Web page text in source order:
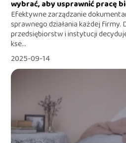
wybrać, aby usprawnić pracę
Efektywne zarządzanie
sprawnego działania każdej firmy.
przedsiębiorstw i instytucji
kse...
2025-09-14